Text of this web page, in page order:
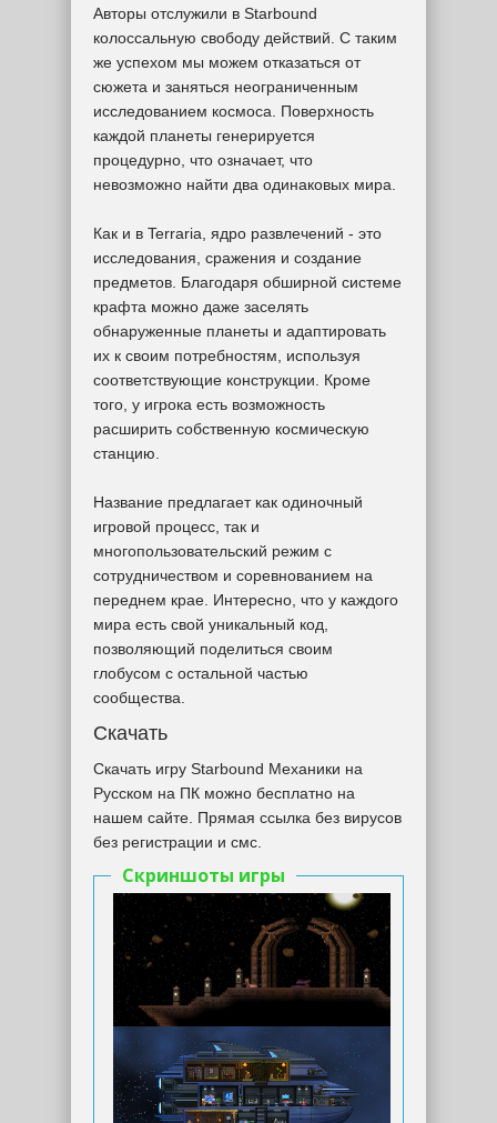
Авторы отслужили в Starbound
колоссальную свободу действий. С таким
же успехом мы можем отказаться от
сюжета и заняться неограниченным
исследованием космоса. Поверхность
каждой планеты генерируется
процедурно, что означает, что
невозможно найти два одинаковых мира.
Как и в Terraria, ядро развлечений - это
исследования, сражения и создание
предметов. Благодаря обширной системе
крафта можно даже заселять
обнаруженные планеты и адаптировать
их к своим потребностям, используя
соответствующие конструкции. Кроме
того, у игрока есть возможность
расширить собственную космическую
станцию.
Название предлагает как одиночный
игровой процесс, так и
многопользовательский режим с
сотрудничеством и соревнованием на
переднем крае. Интересно, что у каждого
мира есть свой уникальный код,
позволяющий поделиться своим
глобусом с остальной частью
сообщества.
Скачать
Скачать игру Starbound Механики на
Русском на ПК можно бесплатно на
нашем сайте. Прямая ссылка без вирусов
без регистрации и смс.
Скриншоты игры